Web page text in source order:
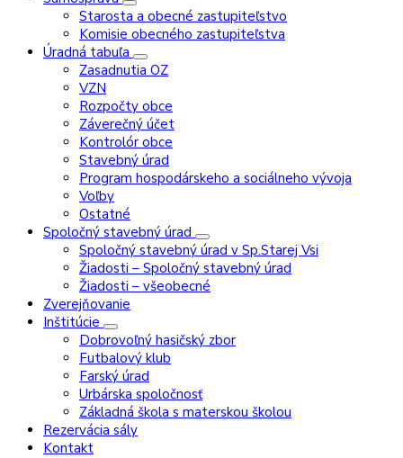
Starosta a obecné zastupiteľstvo
Komisie obecného zastupiteľstva
Úradná tabuľa
Zasadnutia OZ
VZN
Rozpočty obce
Záverečný účet
Kontrolór obce
Stavebný úrad
Program hospodárskeho a sociálneho vývoja
Voľby
Ostatné
Spoločný stavebný úrad
Spoločný stavebný úrad v Sp.Starej Vsi
Žiadosti – Spoločný stavebný úrad
Žiadosti – všeobecné
Zverejňovanie
Inštitúcie
Dobrovoľný hasičský zbor
Futbalový klub
Farský úrad
Urbárska spoločnosť
Základná škola s materskou školou
Rezervácia sály
Kontakt